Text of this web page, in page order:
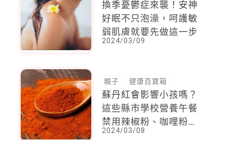
換季憂鬱症來襲！安神
好眠不只泡澡，呵護敏
弱肌膚就要先做這一步
2024/03/09
親子 健康百寶箱
蘇丹紅會影響小孩嗎？
這些縣市學校營養午餐
禁用辣椒粉、咖哩粉一
次看
2024/03/08